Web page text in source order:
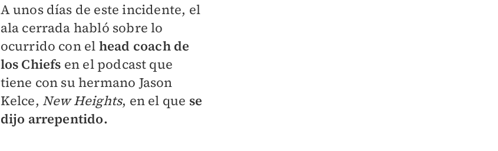
A unos días de este incidente, el
ala cerrada habló sobre lo
ocurrido con el head coach de
los Chiefs en el podcast que
tiene con su hermano Jason
Kelce, New Heights, en el que se
dijo arrepentido.